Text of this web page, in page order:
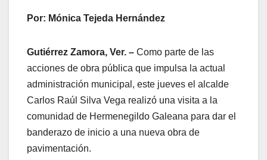
Por: Mónica Tejeda Hernández
Gutiérrez Zamora, Ver. – Como parte de las
acciones de obra pública que impulsa la actual
administración municipal, este jueves el alcalde
Carlos Raúl Silva Vega realizó una visita a la
comunidad de Hermenegildo Galeana para dar el
banderazo de inicio a una nueva obra de
pavimentación.